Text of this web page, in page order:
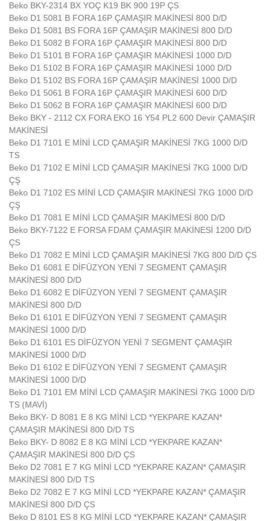
Beko BKY-2314 BX YOÇ K19 BK 900 19P ÇS
Beko D1 5081 B FORA 16P ÇAMAŞIR MAKİNESİ 800 D/D
Beko D1 5081 BS FORA 16P ÇAMAŞIR MAKİNESİ 800 D/D
Beko D1 5082 B FORA 16P ÇAMAŞIR MAKİNESİ 800 D/D
Beko D1 5101 B FORA 16P ÇAMAŞIR MAKİNESİ 1000 D/D
Beko D1 5102 B FORA 16P ÇAMAŞIR MAKİNESİ 1000 D/D
Beko D1 5102 BS FORA 16P ÇAMAŞIR MAKİNESİ 1000 D/D
Beko D1 5061 B FORA 16P ÇAMAŞIR MAKİNESİ 600 D/D
Beko D1 5062 B FORA 16P ÇAMAŞIR MAKİNESİ 600 D/D
Beko BKY - 2112 CX FORA EKO 16 Y54 PL2 600 Devir ÇAMAŞIR
MAKİNESİ
Beko D1 7101 E MİNİ LCD ÇAMAŞIR MAKİNESİ 7KG 1000 D/D
TS
Beko D1 7102 E MİNİ LCD ÇAMAŞIR MAKİNESİ 7KG 1000 D/D
ÇŞ
Beko D1 7102 ES MİNİ LCD ÇAMAŞIR MAKİNESİ 7KG 1000 D/D
ÇŞ
Beko D1 7081 E MİNİ LCD ÇAMAŞIR MAKİMESİ 800 D/D
Beko BKY-7122 E FORSA FDAM ÇAMAŞIR MAKİNESİ 1200 D/D
ÇS
Beko D1 7082 E MİNİ LCD ÇAMAŞIR MAKİNESİ 7KG 800 D/D ÇS
Beko D1 6081 E DİFÜZYON YENİ 7 SEGMENT ÇAMAŞIR
MAKİNESİ 800 D/D
Beko D1 6082 E DİFÜZYON YENİ 7 SEGMENT ÇAMAŞIR
MAKİNESİ 800 D/D
Beko D1 6101 E DİFÜZYON YENİ 7 SEGMENT ÇAMAŞIR
MAKİNESİ 1000 D/D
Beko D1 6101 ES DİFÜZYON YENİ 7 SEGMENT ÇAMAŞIR
MAKİNESİ 1000 D/D
Beko D1 6102 E DİFÜZYON YENİ 7 SEGMENT ÇAMAŞIR
MAKİNESİ 1000 D/D
Beko D1 7101 EM MİNİ LCD ÇAMAŞIR MAKİNESİ 7KG 1000 D/D
TS (MAVİ)
Beko BKY- D 8081 E 8 KG MİNİ LCD *YEKPARE KAZAN*
ÇAMAŞIR MAKİNESİ 800 D/D TS
Beko BKY- D 8082 E 8 KG MİNİ LCD *YEKPARE KAZAN*
ÇAMAŞIR MAKİNESİ 800 D/D ÇS
Beko D2 7081 E 7 KG MİNİ LCD *YEKPARE KAZAN* ÇAMAŞIR
MAKİNESİ 800 D/D TS
Beko D2 7082 E 7 KG MİNİ LCD *YEKPARE KAZAN* ÇAMAŞIR
MAKİNESİ 800 D/D ÇS
Beko D 8101 ES 8 KG MİNİ LCD *YEKPARE KAZAN* ÇAMAŞIR